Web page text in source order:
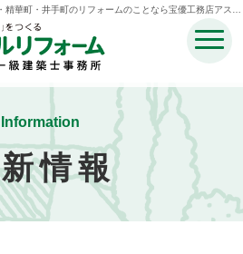
華町・井手町のリフォームのことなら宝優工務店アスマ
Information
新情報